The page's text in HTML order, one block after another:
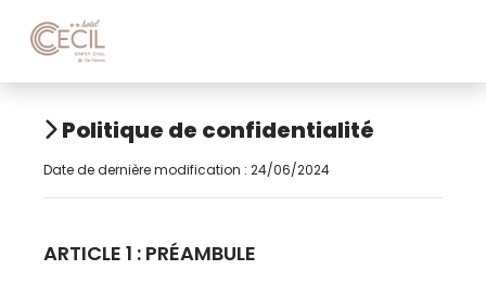
Politique de confidentialité
Date de dernière modification : 24/06/2024
ARTICLE 1 : PRÉAMBULE